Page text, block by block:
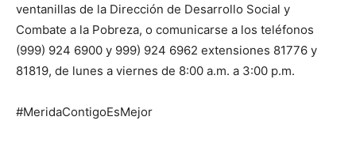
ventanillas de la Dirección de Desarrollo Social y
Combate a la Pobreza, o comunicarse a los teléfonos
(999) 924 6900 y 999) 924 6962 extensiones 81776 y
81819, de lunes a viernes de 8:00 a.m. a 3:00 p.m.
#MeridaContigoEsMejor